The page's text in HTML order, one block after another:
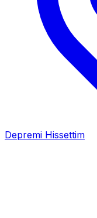
Depremi Hissettim